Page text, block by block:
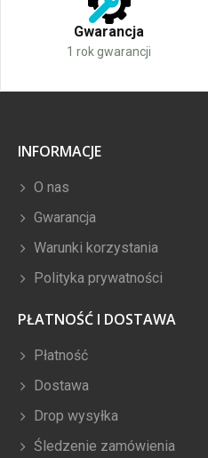
Gwarancja
1 rok gwarancji
INFORMACJE
O nas
Gwarancja
Warunki korzystania
Polityka prywatności
PŁATNOŚĆ I DOSTAWA
Płatność
Dostawa
Drop wysyłka
Śledzenie zamówienia